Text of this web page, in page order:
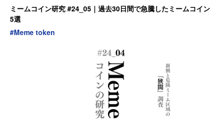
ミームコイン研究 #24_05｜過去30日間で急騰したミームコイン
5選
#Meme token